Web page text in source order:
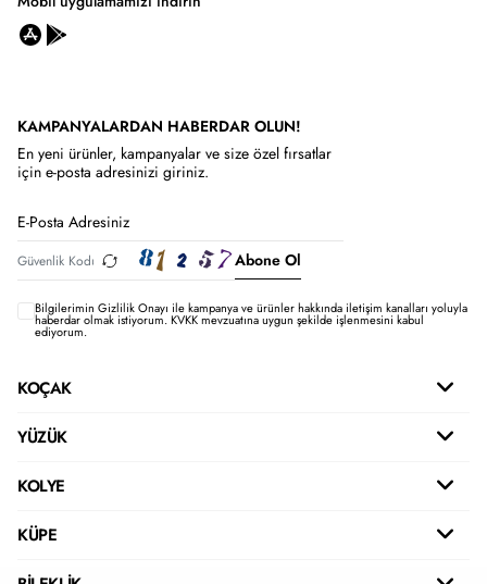
KAMPANYALARDAN HABERDAR OLUN!
En yeni ürünler, kampanyalar ve size özel fırsatlar
için e-posta adresinizi giriniz.
Abone Ol
Bilgilerimin Gizlilik Onayı ile kampanya ve ürünler hakkında iletişim kanalları yoluyla
haberdar olmak istiyorum.KVKK mevzuatına uygun şekilde işlenmesini kabul
ediyorum.
KOÇAK
YÜZÜK
KOLYE
KÜPE